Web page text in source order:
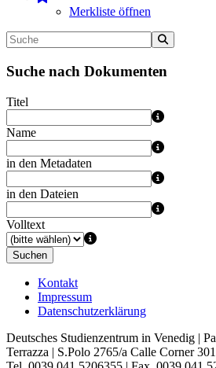
Merkliste öffnen
Suche nach Dokumenten
Titel
Name
in den Metadaten
in den Dateien
Volltext
Suchen
Kontakt
Impressum
Datenschutzerklärung
Deutsches Studienzentrum in Venedig |
Terrazza | S.Polo 2765/a Calle Corner